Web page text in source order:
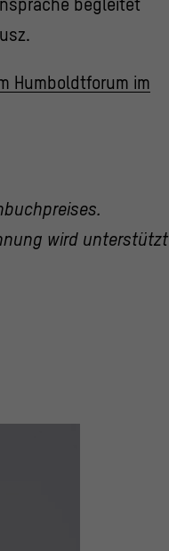
Humboldtforum im
wird unterstützt